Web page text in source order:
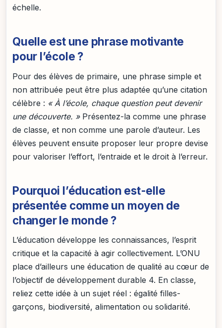
échelle.
Quelle est une phrase motivante
pour l’école ?
Pour des élèves de primaire, une phrase simple et
non attribuée peut être plus adaptée qu’une citation
célèbre : « À l’école, chaque question peut devenir
une découverte. »Présentez-la comme une phrase
de classe, et non comme une parole d’auteur. Les
élèves peuvent ensuite proposer leur propre devise
pour valoriser l’effort, l’entraide et le droit à l’erreur.
Pourquoi l’éducation est-elle
présentée comme un moyen de
changer le monde ?
L’éducation développe les connaissances, l’esprit
critique et la capacité à agir collectivement. L’ONU
place d’ailleurs une éducation de qualité au cœur de
l’objectif de développement durable 4. En classe,
reliez cette idée à un sujet réel : égalité filles-
garçons, biodiversité, alimentation ou solidarité.